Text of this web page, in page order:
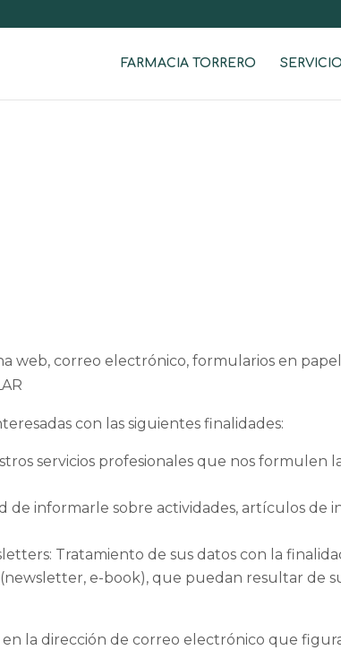
FARMACIA TORRERO
web, correo electrónico, formularios en
con las siguientes finalidades:
servicios profesionales que nos formulen
de informarle sobre actividades, artículos de
Tratamiento de sus datos con la
e-book), que puedan resultar de
la dirección de correo electrónico que